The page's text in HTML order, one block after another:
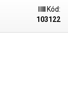
Kód:
103122